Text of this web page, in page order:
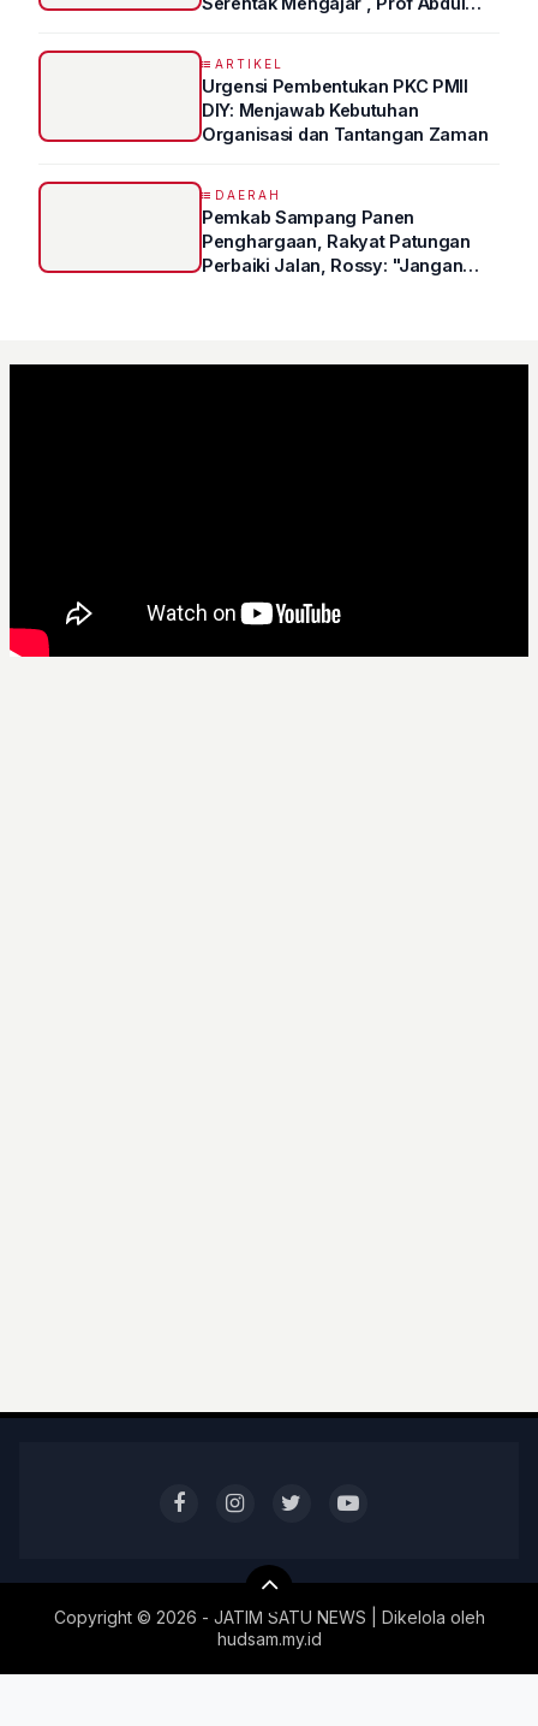
ARTIKEL
Urgensi Pembentukan PKC PMII
DIY: Menjawab Kebutuhan
Organisasi dan Tantangan Zaman
DAERAH
Pemkab Sampang Panen
Penghargaan, Rakyat Patungan
Perbaiki Jalan, Rossy: "Jangan
Copyright © 2026 - JATIM SATU NEWS | Dikelola oleh
hudsam.my.id